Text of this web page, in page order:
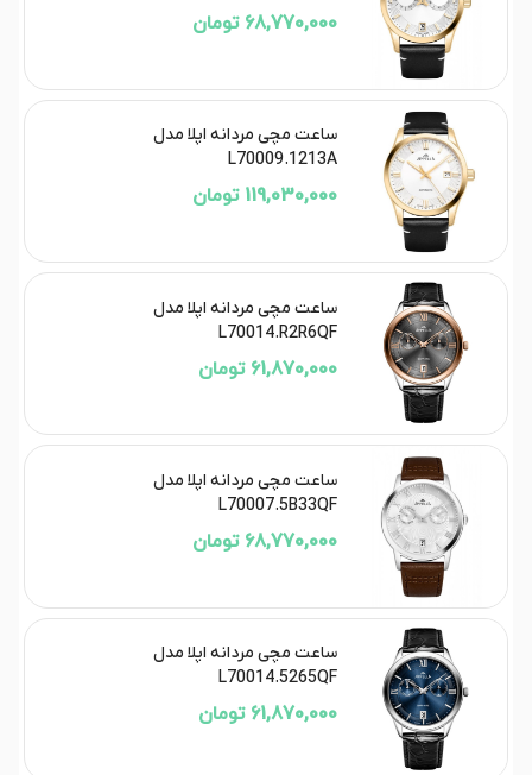
68,770,000 تومان
ساعت مچی مردانه اپلا مدل
L70009.1213A
119,030,000 تومان
ساعت مچی مردانه اپلا مدل
L70014.R2R6QF
61,870,000 تومان
ساعت مچی مردانه اپلا مدل
L70007.5B33QF
68,770,000 تومان
ساعت مچی مردانه اپلا مدل
L70014.5265QF
61,870,000 تومان